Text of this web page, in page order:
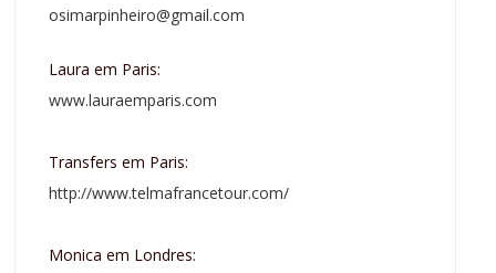
osimarpinheiro@gmail.com
Laura em Paris:
www.lauraemparis.com
Transfers em Paris:
http://www.telmafrancetour.com/
Monica em Londres: